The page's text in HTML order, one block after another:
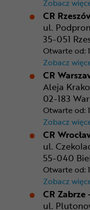
Zobacz
CR
ul.
35-051
Otwarte od:
Zobacz
CR
Aleja
02-183
Otwarte od:
Zobacz
CR
ul.
55-040
Otwarte od:
Zobacz
CR Zabrze
ul.